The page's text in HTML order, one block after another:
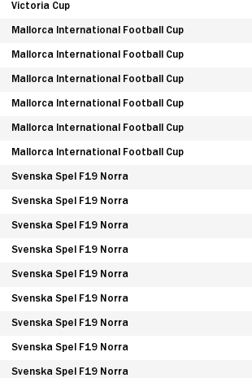
Victoria Cup
Mallorca International Football Cup
Mallorca International Football Cup
Mallorca International Football Cup
Mallorca International Football Cup
Mallorca International Football Cup
Mallorca International Football Cup
Svenska Spel F19 Norra
Svenska Spel F19 Norra
Svenska Spel F19 Norra
Svenska Spel F19 Norra
Svenska Spel F19 Norra
Svenska Spel F19 Norra
Svenska Spel F19 Norra
Svenska Spel F19 Norra
Svenska Spel F19 Norra